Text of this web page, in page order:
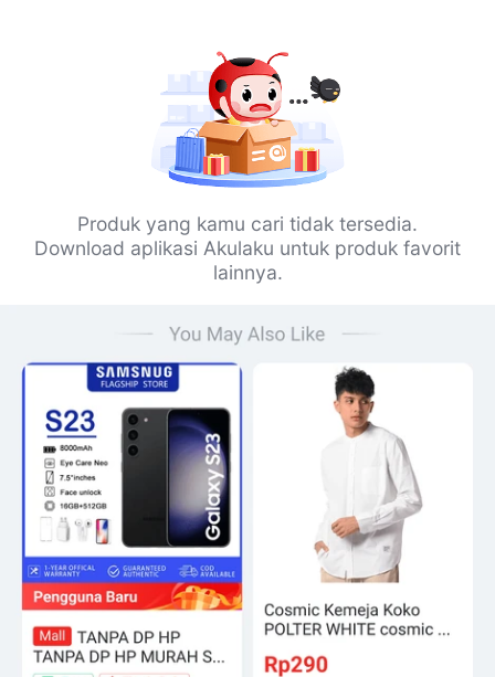
Produk yang kamu cari tidak tersedia.
Download aplikasi Akulaku untuk produk favorit
lainnya.